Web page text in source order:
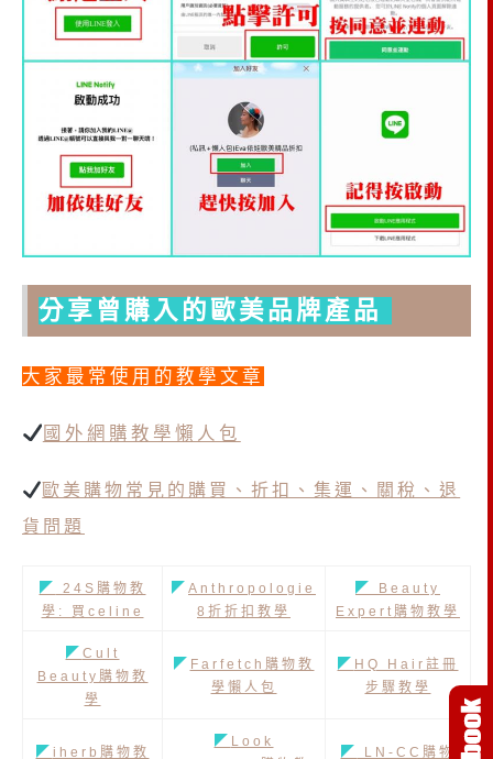
分享曾購入的歐美品牌產品
大家最常使用的教學文章
國外網購教學懶人包
歐美購物常見的購買、折扣、集運、關稅、退
貨問題
◤
24S購物教
學: 買celine
◤ Anthropologie
8折折扣教學
◤
Beauty
Expert購物教學
◤ Cult
Beauty購物教
學
◤ Farfetch購物教
學懶人包
◤ HQ Hair註冊
步驟教學
◤ iherb購物教
◤ Look
◤ LN-CC購物